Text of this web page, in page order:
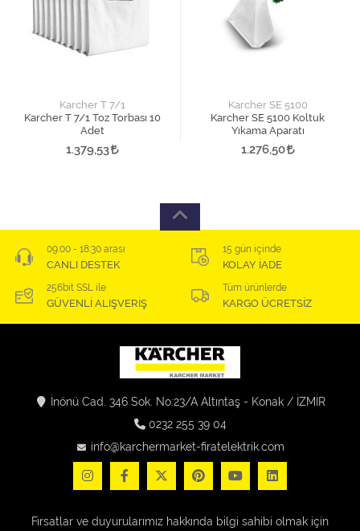
Karcher T 7/1
Karcher T 7/1 Toz Torbası 10
Adet
1.379,53
Karcher SE 5100
Karcher SE 5100 Koltuk
Yıkama Aparatı
1.276,50
09:00 - 18:30 arası
CANLI DESTEK
15 gün içinde
KOLAY İADE
256bit SSL ile
GÜVENLİ ALIŞVERİŞ
Tüm ürünlerde
KARGO ÜCRETSİZ
İnönü Cad. 346 Sok. No:23/A Altıntaş - Konak / İZMİR
0232 255 39 04
info@karchermarket-firatelektrik.com
Fırsatlar ve duyurularımız hakkında bilgi sahibi olmak için